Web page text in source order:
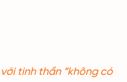
tinh thần “không có